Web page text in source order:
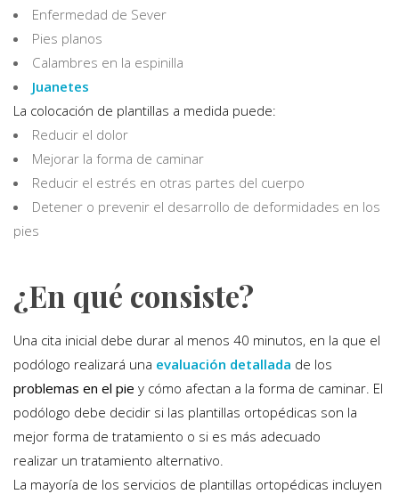
Enfermedad de Sever
Pies planos
Calambres en la espinilla
Juanetes
La colocación de plantillas a medida puede:
Reducir el dolor
Mejorar la forma de caminar
Reducir el estrés en otras partes del cuerpo
Detener o prevenir el desarrollo de deformidades en los
pies
¿En qué consiste?
Una cita inicial debe durar al menos 40 minutos, en la que el
podólogo realizará una evaluación detallada de los
problemas en el pie y cómo afectan a la forma de caminar. El
podólogo debe decidir si las plantillas ortopédicas son la
mejor forma de tratamiento o si es más adecuado
realizar un tratamiento alternativo.
La mayoría de los servicios de plantillas ortopédicas incluyen